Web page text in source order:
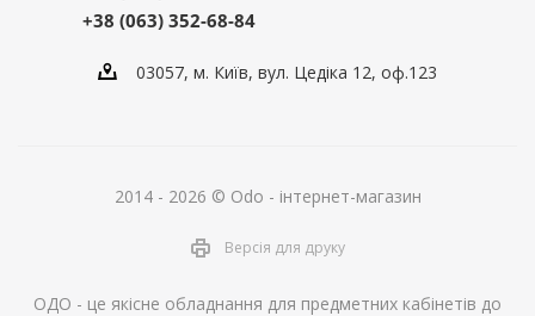
+38 (063) 352-68-84
03057, м. Київ, вул. Цедіка 12, оф.123
2014 - 2026 © Odo - інтернет-магазин
Версія для друку
ОДО - це якісне обладнання для предметних кабінетів до